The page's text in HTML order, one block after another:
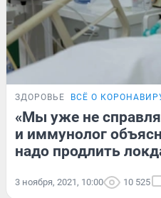
ЗДОРОВЬЕ ВСЁ О
«Мы уже не
и иммунолог
надо продлить
3 ноября, 2021, 10:00 10 525